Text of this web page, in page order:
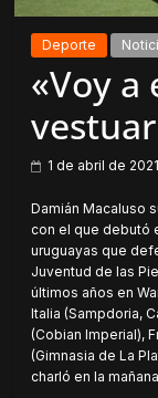
Deporte
«Voy a
1 de abril de 2021
Damián Macaluso
con el que debutó
uruguayas que
Juventud de las
últimos años en
Italia (Sampdoria,
(Cobian Imperial),
(Gimnasia de La
charló en la